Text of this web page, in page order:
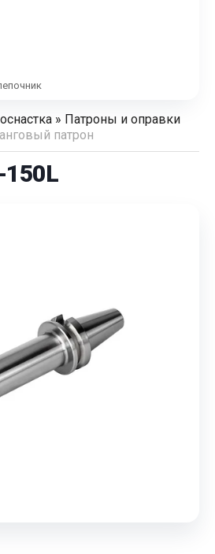
» Патроны и оправки
патрон
150L